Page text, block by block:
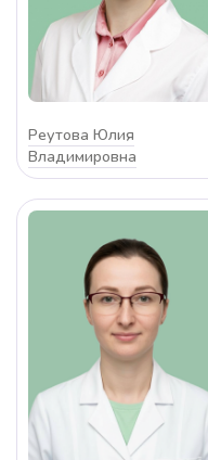
Реутова Юлия
Владимировна